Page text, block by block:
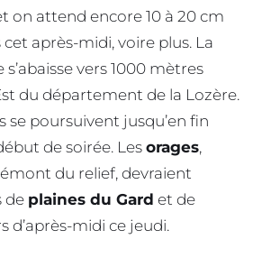
on attend encore 10 à 20 cm
après-midi, voire plus. La
vers 1000 mètres
du département de la Lozère.
se poursuivent jusqu’en fin
de soirée. Les orages,
du relief, devraient
de plaines du Gard et de
d’après-midi ce jeudi.